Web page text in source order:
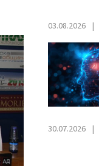
03.08.2026
30.07.2026